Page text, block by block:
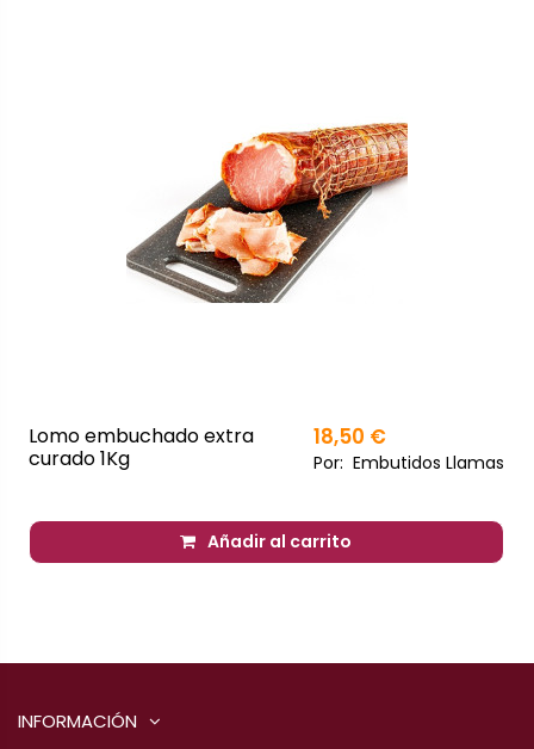
Lomo embuchado extra
curado 1Kg
18,50 €
Por: Embutidos Llamas
Añadir al carrito
INFORMACIÓN